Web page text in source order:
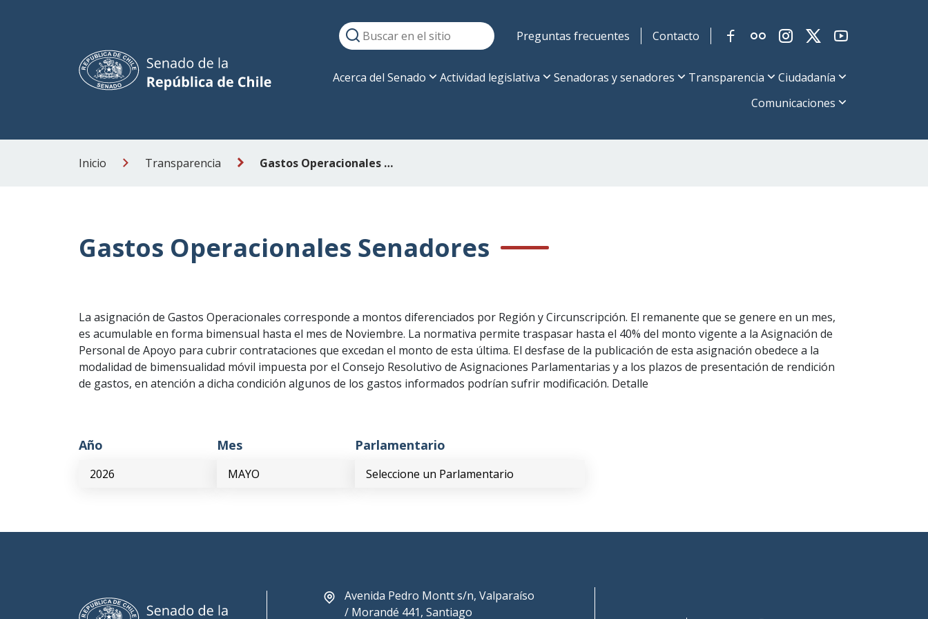
Preguntas frecuentes Contacto
Acerca del Senado Actividad legislativa Senadoras y senadores Transparencia
Ciudadanía
Comunicaciones
Inicio Transparencia Gastos Operacionales Senadores
Gastos Operacionales Senadores
La asignación de Gastos Operacionales corresponde a montos diferenciados por Región y Circunscripción. El remanente que se genere en un mes,
es acumulable en forma bimensual hasta el mes de Noviembre. La normativa permite traspasar hasta el 40% del monto vigente a la Asignación de
Personal de Apoyo para cubrir contrataciones que excedan el monto de esta última. El desfase de la publicación de esta asignación obedece a la
modalidad de bimensualidad móvil impuesta por el Consejo Resolutivo de Asignaciones Parlamentarias y a los plazos de presentación de rendición
de gastos, en atención a dicha condición algunos de los gastos informados podrían sufrir modificación. Detalle
Año Mes Parlamentario
Avenida Pedro Montt s/n, Valparaíso
/ Morandé 441, Santiago